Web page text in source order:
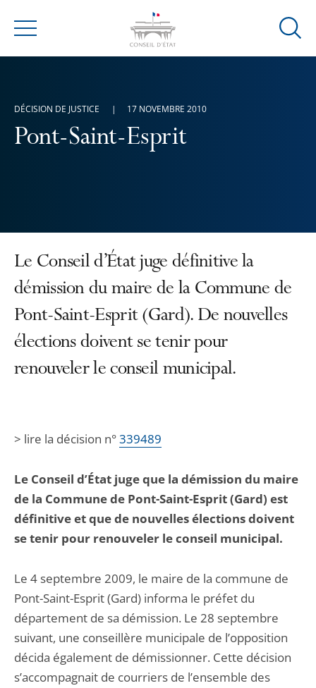
Menu
Ouvrir
Pont-Saint-Esprit
DÉCISION DE JUSTICE 17 NOVEMBRE 2010
Le Conseil d’État juge définitive la
démission du maire de la Commune de
Pont-Saint-Esprit (Gard). De nouvelles
élections doivent se tenir pour
renouveler le conseil municipal.
> lire la décision n°339489
Le Conseil d’État juge que la démission du maire
de la Commune de Pont-Saint-Esprit (Gard) est
définitive et que de nouvelles élections doivent
se tenir pour renouveler le conseil municipal.
Le 4 septembre 2009, le maire de la commune de
Pont-Saint-Esprit (Gard) informa le préfet du
département de sa démission. Le 28 septembre
suivant, une conseillère municipale de l’opposition
décida également de démissionner. Cette décision
s’accompagnait de courriers de l’ensemble des